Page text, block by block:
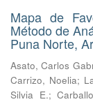
Mapa de
Método de
Puna Norte,
Asato, Carlos
Carrizo, Noelia;
Silvia E.;